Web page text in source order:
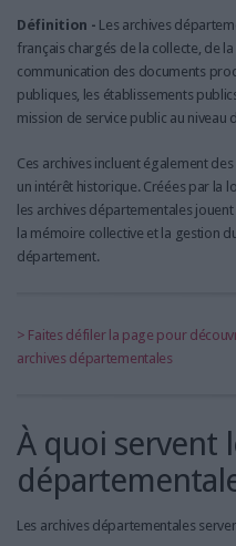
LES BASES DE DONNÉES
L'ESPACE EMPLOI
L'AGENDA
LES LIVRES BLANCS
LES SUPPLÉMENTS
Définition - Les archives
français chargés de la collecte, de
communication des documents
publiques, les établissements
mission de service public au niveau
Ces archives incluent également
un intérêt historique. Créées par la
les archives départementales
la mémoire collective et la gestion
département.
> Faites défiler la page pour
archives départementales
À quoi servent
Les archives départementales